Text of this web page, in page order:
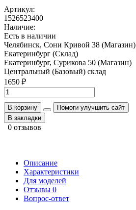
Артикул:
1526523400
Наличие:
Есть в наличии
Челябинск, Сони Кривой 38 (Магазин)
Екатеринбург (Склад)
Екатеринбург, Сурикова 50 (Магазин)
Центральный (Базовый) склад
1650 ₽
В корзину
Помоги улучшить сайт
В закладки
0 отзывов
Описание
Характеристики
Для моделей
Отзывы 0
Вопрос-ответ